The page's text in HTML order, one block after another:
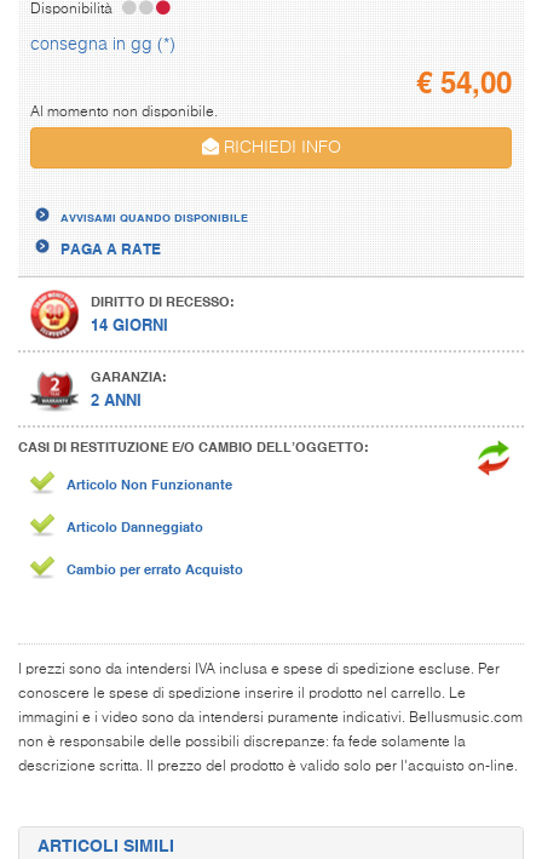
Disponibilità
consegna in gg (*)
€54,00
Al momento non disponibile.
RICHIEDI INFO
AVVISAMI QUANDO DISPONIBILE
PAGA A RATE
DIRITTO DI RECESSO:
14 GIORNI
GARANZIA:
2 ANNI
CASI DI RESTITUZIONE E/O CAMBIO DELL’OGGETTO:
Articolo Non Funzionante
Articolo Danneggiato
Cambio per errato Acquisto
I prezzi sono da intendersi IVA inclusa e spese di spedizione escluse. Per
conoscere le spese di spedizione inserire il prodotto nel carrello. Le
immagini e i video sono da intendersi puramente indicativi. Bellusmusic.com
non è responsabile delle possibili discrepanze: fa fede solamente la
descrizione scritta. Il prezzo del prodotto è valido solo per l'acquisto on-line.
ARTICOLI SIMILI